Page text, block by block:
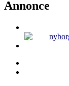
Annonce